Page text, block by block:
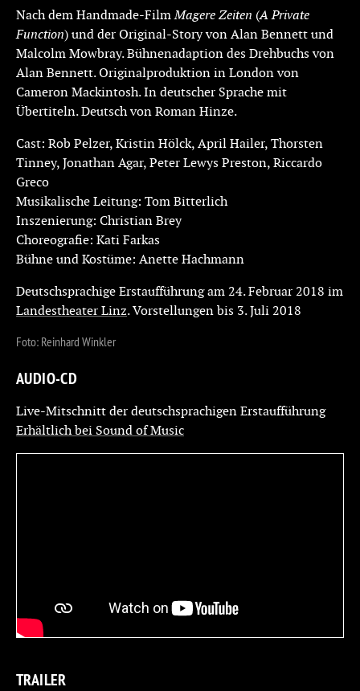
Nach dem Handmade-FilmMagere Zeiten (A Private
Function) und der Original-Story von Alan Bennett und
Malcolm Mowbray. Bühnenadaption des Drehbuchs von
Alan Bennett. Originalproduktion in London von
Cameron Mackintosh. In deutscher Sprache mit
Übertiteln. Deutsch von Roman Hinze.
Cast: Rob Pelzer, Kristin Hölck, April Hailer, Thorsten
Tinney, Jonathan Agar, Peter Lewys Preston, Riccardo
Greco
Musikalische Leitung: Tom Bitterlich
Inszenierung: Christian Brey
Choreografie: Kati Farkas
Bühne und Kostüme: Anette Hachmann
Deutschsprachige Erstaufführung am 24. Februar 2018 im
Landestheater Linz. Vorstellungen bis 3. Juli 2018
Foto: Reinhard Winkler
AUDIO-CD
Live-Mitschnitt der deutschsprachigen Erstaufführung
Erhältlich bei Sound of Music
TRAILER